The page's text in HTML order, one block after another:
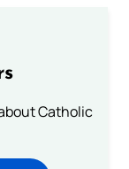
Catholic